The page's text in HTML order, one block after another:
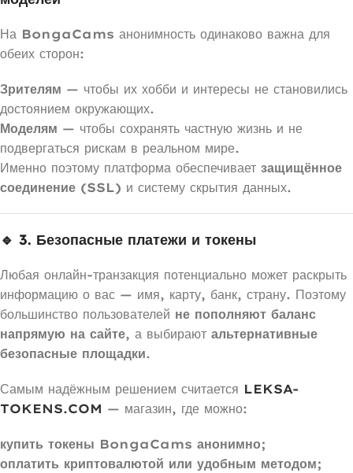
На BongaCams анонимность одинаково важна для
обеих сторон:
Зрителям — чтобы их хобби и интересы не становились
достоянием окружающих.
Моделям — чтобы сохранять частную жизнь и не
подвергаться рискам в реальном мире.
Именно поэтому платформа обеспечивает защищённое
соединение (SSL) и систему скрытия данных.
🔹 3. Безопасные платежи и токены
Любая онлайн-транзакция потенциально может раскрыть
информацию о вас — имя, карту, банк, страну. Поэтому
большинство пользователей не пополняют баланс
напрямую на сайте, а выбирают альтернативные
безопасные площадки.
Самым надёжным решением считается LEKSA-
TOKENS.COM — магазин, где можно:
купить токены BongaCams анонимно;
оплатить криптовалютой или удобным методом;